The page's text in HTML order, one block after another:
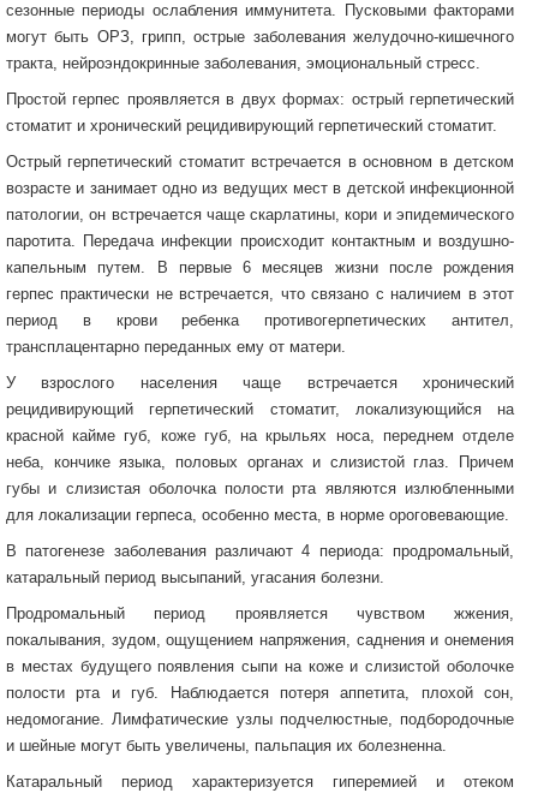
сезонные периоды ослабления иммунитета. Пусковыми факторами
могут быть ОРЗ, грипп, острые заболевания желудочно-кишечного
тракта, нейроэндокринные заболевания, эмоциональный стресс.
Простой герпес проявляется в двух формах: острый герпетический
стоматит и хронический рецидивирующий герпетический стоматит.
Острый герпетический стоматит встречается в основном в детском
возрасте и занимает одно из ведущих мест в детской инфекционной
патологии, он встречается чаще скарлатины, кори и эпидемического
паротита. Передача инфекции происходит контактным и воздушно-
капельным путем. В первые 6 месяцев жизни после рождения
герпес практически не встречается, что связано с наличием в этот
период в крови ребенка противогерпетических антител,
трансплацентарно переданных ему от матери.
У взрослого населения чаще встречается хронический
рецидивирующий герпетический стоматит, локализующийся на
красной кайме губ, коже губ, на крыльях носа, переднем отделе
неба, кончике языка, половых органах и слизистой глаз. Причем
губы и слизистая оболочка полости рта являются излюбленными
для локализации герпеса, особенно места, в норме ороговевающие.
В патогенезе заболевания различают 4 периода: продромальный,
катаральный период высыпаний, угасания болезни.
Продромальный период проявляется чувством жжения,
покалывания, зудом, ощущением напряжения, саднения и онемения
в местах будущего появления сыпи на коже и слизистой оболочке
полости рта и губ. Наблюдается потеря аппетита, плохой сон,
недомогание. Лимфатические узлы подчелюстные, подбородочные
и шейные могут быть увеличены, пальпация их болезненна.
Катаральный период характеризуется гиперемией и отеком